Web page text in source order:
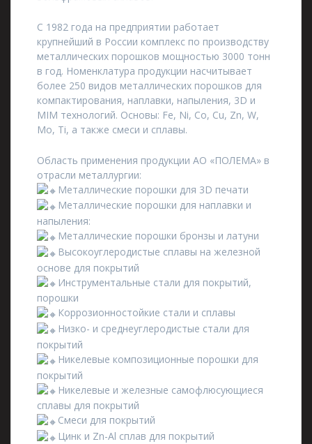
С 1982 года на предприятии работает
крупнейший в России комплекс по производству
металлических порошков мощностью 3000 тонн
в год. Номенклатура продукции насчитывает
более 250 видов металлических порошков для
компактирования, наплавки, напыления, 3D и
MIM технологий. Основы: Fe, Ni, Co, Cu, Zn, W,
Mo, Ti, а также смеси и сплавы.
Область применения продукции АО «ПОЛЕМА» в
отрасли металлургии:
Металлические порошки для 3D печати
Металлические порошки для наплавки и
напыления:
Металлические порошки бронзы и латуни
Высокоуглеродистые сплавы на железной
основе для покрытий
Инструментальные стали для покрытий,
порошки
Коррозионностойкие стали и сплавы
Низко- и среднеуглеродистые стали для
покрытий
Никелевые композиционные порошки для
покрытий
Никелевые и железные самофлюсующиеся
сплавы для покрытий
Смеси для покрытий
Цинк и Zn-Al сплав для покрытий